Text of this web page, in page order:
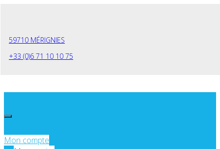
59710 MÉRIGNIES
+33 (0)6 71 10 10 75
Mon compte